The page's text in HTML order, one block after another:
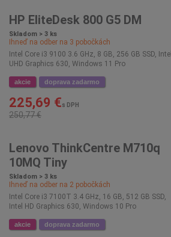
HP EliteDesk 800 G5 DM
Skladom > 3 ks
Ihneď na odber na 3 pobočkách
Intel Core i3 9100 3.6 GHz, 8 GB, 256 GB SSD, Intel
UHD Graphics 630, Windows 11 Pro
akcie doprava zadarmo
225,69 €s DPH
250,77 €
Lenovo ThinkCentre M710q
10MQ Tiny
Skladom > 3 ks
Ihneď na odber na 2 pobočkách
Intel Core i3 7100T 3.4 GHz, 16 GB, 512 GB SSD,
Intel HD Graphics 630, Windows 10 Pro
akcie doprava zadarmo